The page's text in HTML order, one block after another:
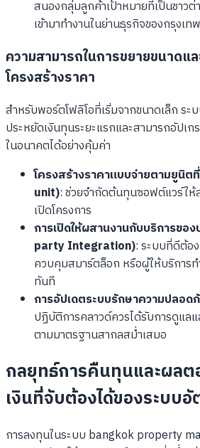
สนองกลุ่มลูกค้าเป้าหมายที่เป็นชาว
เข้ามาทำงานในย่านธุรกิจของกรุงเท
ความสามารถในการขยายขนาดแ
โครงสร้างราคา
สำหรับพอร์ตโฟลิโอที่เริ่มจากขนาดเล็ก ระ
ประหยัดเงินทุนระยะแรกและสามารถอัปเ
ในอนาคตได้อย่างคุ้มค่า
โครงสร้างราคาแบบจ่ายตามยูนิต
unit): ช่วยจำกัดต้นทุนซอฟต์แวร์ให้
เปิดโครงการ
การเปิดให้ผสานงานกับบริการข
party Integration): ระบบที่ดีต้อ
ควบคุมสมาร์ตล็อก หรือผู้ให้บริการท
ทันที
การอัปเดตระบบรักษาความปลอด
ปฏิบัติการคลาวด์ควรได้รับการดูแล
ตามมาตรฐานสากลสม่ำเสมอ
กลยุทธ์การคืนทุนและผล
เงินที่จับต้องได้ของระบบ
การลงทุนในระบบ bangkok property